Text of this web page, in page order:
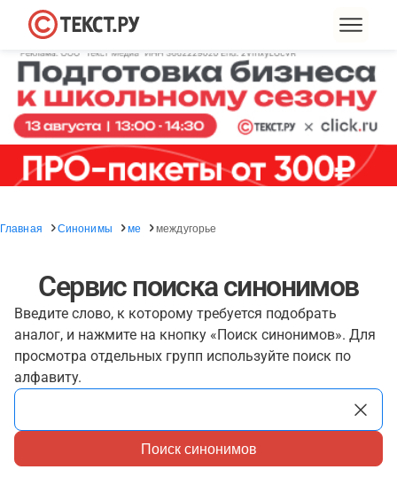
Главная Синонимы ме междугорье
Сервис поиска синонимов
Введите слово, к которому требуется подобрать
аналог, и нажмите на кнопку «Поиск синонимов». Для
просмотра отдельных групп используйте поиск по
алфавиту.
Поиск синонимов